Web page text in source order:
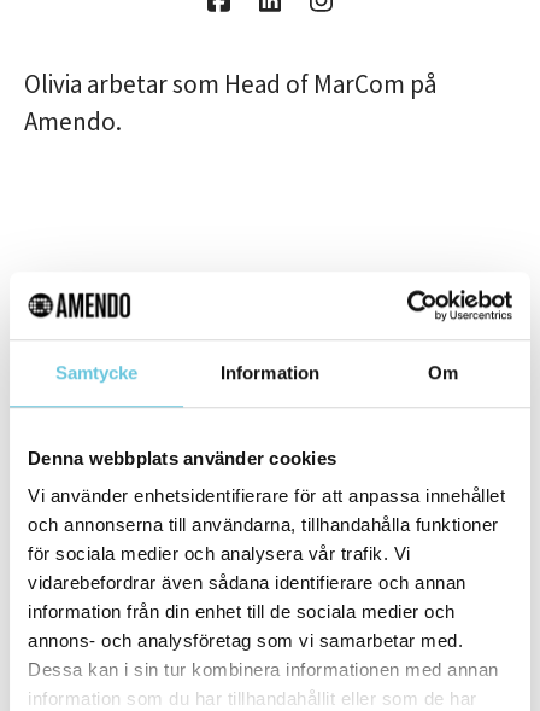
Samtycke Information Om
Denna webbplats använder cookies
Vi använder enhetsidentifierare för att anpassa innehållet
och annonserna till användarna, tillhandahålla funktioner
för sociala medier och analysera vår trafik. Vi
vidarebefordrar även sådana identifierare och annan
information från din enhet till de sociala medier och
annons- och analysföretag som vi samarbetar med.
Dessa kan i sin tur kombinera informationen med annan
information som du har tillhandahållit eller som de har
Olivia arbetar som Head of MarCom på
Amendo.
Om Amendo
Amendo har arbetat med framtidens
kompetens sedan 2001 och är landets
ledande konsult- och rekryteringsföretag
inom ekonomi, bank, finans, försäkring, IT
och tech. Vi är ett expansivt bolag
verksamma över hela landet med lokala
kontor i Stockholm, Göteborg och